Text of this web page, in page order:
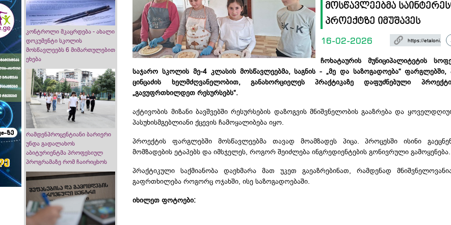
კონტროლი მკაცრდება - ახალი
დოკუმენტი სკოლის
მოსწავლეებს 6 მიმართულებით
ეხება
რამდენპროცენტიანი ბარიერი
უნდა გადალახოს
აბიტურიენტმა პროფესიულ
პროგრამაზე რომ ჩაირიცხოს
მოსწავლეებმა
პროექტზე იმუშავეს
16-02-2026
ჩოხატაურის მუნიციპალიტეტის
საჯარო სკოლის მე-4 კლასის მოსწავლეებმა, საგნის - „მე და საზოგადოება“ ფარგლებში,
ცინცაძის ხელმძღვანელობით, განახორციელეს პრაქტიკაზე დაფუძნებული
„გავუფრთხილდეთ რესურსებს“.
აქტივობის მიზანი ბავშვებში რესურსების დაზოგვის მნიშვნელობის გააზრება და
პასუხისმგებლიანი ქცევის ჩამოყალიბება იყო.
პროექტის ფარგლებში მოსწავლეებმა თავად მოამზადეს პიცა. პროცესში ისინი
მომზადების ეტაპებს და იმსჯელეს, როგორ შეიძლება ინგრედიენტების გონივრული გამოყენება.
პრაქტიკული საქმიანობა დაეხმარა მათ უკეთ გაეაზრებინათ, რამდენად
გაფრთხილება როგორც ოჯახში, ისე საზოგადოებაში.
იხილეთ ფოტოები: